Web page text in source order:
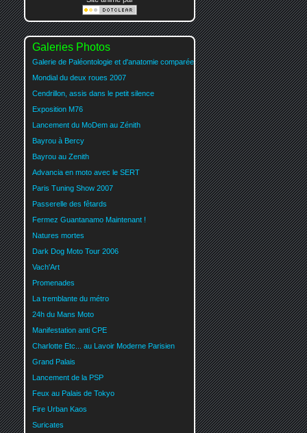
Galeries Photos
Galerie de Paléontologie et d'anatomie comparée
Mondial du deux roues 2007
Cendrillon, assis dans le petit silence
Exposition M76
Lancement du MoDem au Zénith
Bayrou à Bercy
Bayrou au Zenith
Advancia en moto avec le SERT
Paris Tuning Show 2007
Passerelle des fêtards
Fermez Guantanamo Maintenant !
Natures mortes
Dark Dog Moto Tour 2006
Vach'Art
Promenades
La tremblante du métro
24h du Mans Moto
Manifestation anti CPE
Charlotte Etc... au Lavoir Moderne Parisien
Grand Palais
Lancement de la PSP
Feux au Palais de Tokyo
Fire Urban Kaos
Suricates